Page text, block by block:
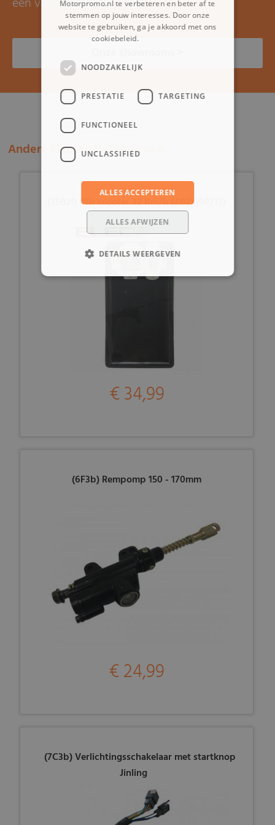
een van onze showrooms.
Andere klanten bekeken ook:
(35B2f) CDi scooter 32 Km/h (Z02) (90713)
€ 34,99
(6F3b) Rempomp 150 - 170mm
€ 24,99
(7C3b) Verlichtingsschakelaar met startknop
Jinling
Motorpromo.nl te verbeteren en beter af te
stemmen op jouw interesses. Door onze
website te gebruiken, ga je akkoord met ons
cookiebeleid.
NOODZAKELIJK
PRESTATIE TARGETING
FUNCTIONEEL
UNCLASSIFIED
ALLES ACCEPTEREN
ALLES AFWIJZEN
DETAILS WEERGEVEN